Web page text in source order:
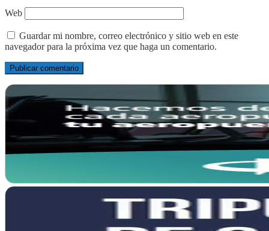
Web
Guardar mi nombre, correo electrónico y sitio web en este
navegador para la próxima vez que haga un comentario.